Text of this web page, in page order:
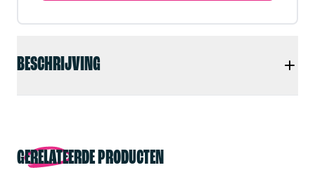
BESCHRIJVING
GERELATEERDE PRODUCTEN